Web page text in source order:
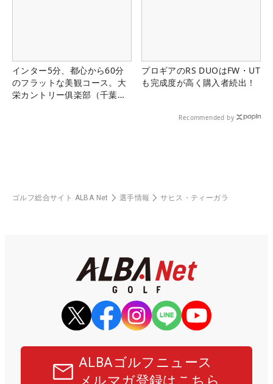
インター5分、都心から60分
のフラットな美観コース。大
栄カントリー俱楽部（千葉
プロギアのRS DUOはFW・UT
も完成度が高く購入者続出！
Recommended by
ゴルフ総合サイト ALBA Net 選手情報 サヒス・ティーガラ
ALBAゴルフニュース
メルマガ登録はこちら